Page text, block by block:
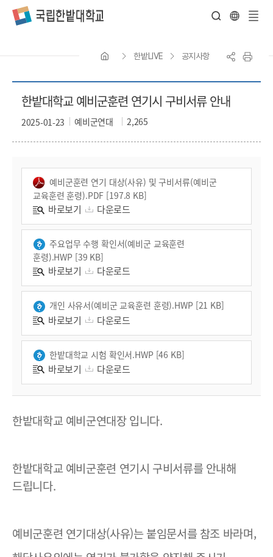
한밭LIVE 공지사항
한밭대학교 예비군훈련 연기시 구비서류 안내
예비군연대 2,265
2025-01-23
예비군훈련 연기 대상(사유) 및 구비서류(예비군
교육훈련 훈령).PDF [197.8 KB]
바로보기 다운로드
주요업무 수행 확인서(예비군 교육훈련
훈령).HWP [39 KB]
바로보기 다운로드
개인 사유서(예비군 교육훈련 훈령).HWP [21 KB]
바로보기 다운로드
한밭대학교 시험 확인서.HWP [46 KB]
바로보기 다운로드
한밭대학교 예비군연대장 입니다.
한밭대학교 예비군훈련 연기시 구비서류를 안내해
드립니다.
예비군훈련 연기대상(사유)는 붙임문서를 참조 바라며,